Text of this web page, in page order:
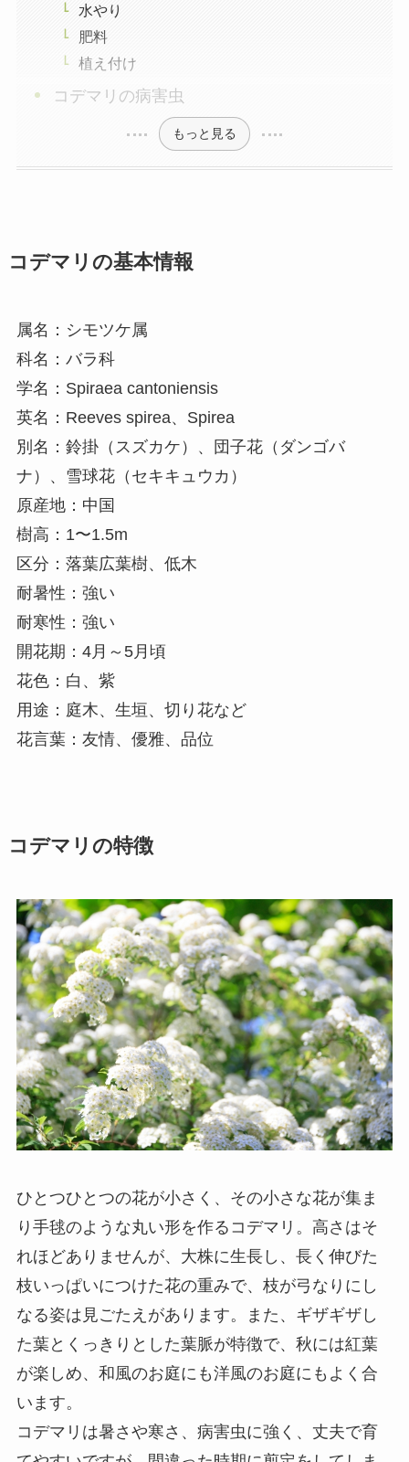
水やり
肥料
植え付け
コデマリの病害虫
もっと見る
コデマリの基本情報
属名：シモツケ属
科名：バラ科
学名：Spiraea cantoniensis
英名：Reeves spirea、Spirea
別名：鈴掛（スズカケ）、団子花（ダンゴバ
ナ）、雪球花（セキキュウカ）
原産地：中国
樹高：1〜1.5m
区分：落葉広葉樹、低木
耐暑性：強い
耐寒性：強い
開花期：4月～5月頃
花色：白、紫
用途：庭木、生垣、切り花など
花言葉：友情、優雅、品位
コデマリの特徴
ひとつひとつの花が小さく、その小さな花が集ま
り手毬のような丸い形を作るコデマリ。高さはそ
れほどありませんが、大株に生長し、長く伸びた
枝いっぱいにつけた花の重みで、枝が弓なりにし
なる姿は見ごたえがあります。また、ギザギザし
た葉とくっきりとした葉脈が特徴で、秋には紅葉
が楽しめ、和風のお庭にも洋風のお庭にもよく合
います。
コデマリは暑さや寒さ、病害虫に強く、丈夫で育